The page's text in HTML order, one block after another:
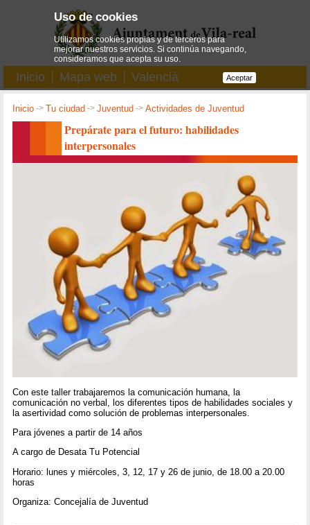
Inicio Mapa web Valencià
Inicio ->Tu ciudad ->Juventud ->Actividades de Juventud
Prepárate para el futuro: habilidades
interpersonales
Con este taller trabajaremos la comunicación humana, la
comunicación no verbal, los diferentes tipos de habilidades sociales y
la asertividad como solución de problemas interpersonales.
Para jóvenes a partir de 14 años
A cargo de Desata Tu Potencial
Horario: lunes y miércoles, 3, 12, 17 y 26 de junio, de 18.00 a 20.00
horas
Organiza: Concejalía de Juventud
Uso de cookies
Utilizamos cookies propias y de terceros para
mejorar nuestros servicios. Si continúa navegando,
consideramos que acepta su uso.
Aceptar